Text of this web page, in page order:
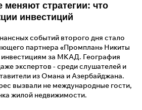
стратегии: что
инвестиций
событий второго дня стало
партнера «Промплан» Никиты
инвестициям за МКАД. География
экспертов - среди слушателей и
из Омана и Азербайджана.
вызвали не международные гости,
жилой недвижимости.